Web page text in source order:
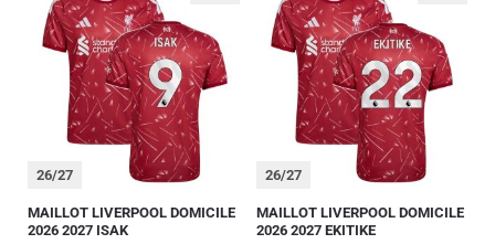
26/27
MAILLOT LIVERPOOL DOMICILE
2026 2027 ISAK
26/27
MAILLOT LIVERPOOL DOMICILE
2026 2027 EKITIKE